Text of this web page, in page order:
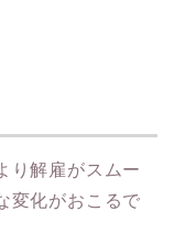
り解雇がスムー
変化がおこるで